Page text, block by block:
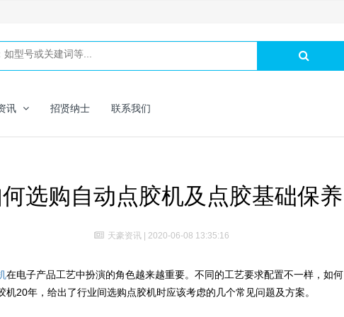
讯 招贤纳士 联系我们
选购自动点胶机及点胶基础保养
天豪资讯| 2020-06-08 13:35:16
在电子产品工艺中扮演的角色越来越重要。不同的工艺要求配置不一样，如何
机20年，给出了行业间选购点胶机时应该考虑的几个常见问题及方案。